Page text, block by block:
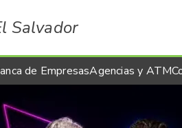
Salvador
de EmpresasAgencias y ATM